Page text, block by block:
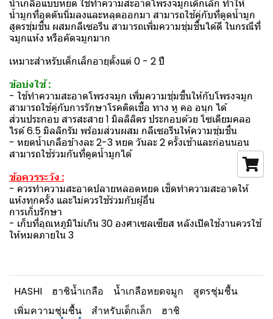
น้ำเกลือแบบหยด ใช้ทำความสะอาดโพรงจมูกเด็กเล็ก ทำให้
น้ำมูกที่อุดตันนิ่มลงและหลุดออกมา สามารถใช้คู่กับที่ดูดน้ำมูก
สูตรชุ่มชื้น ผสมกลีเซอรีน สามารถเพิ่มความชุ่มชื้นได้ดี ในกรณีที่
จมูกแห้ง หรือคัดจมูกมาก
เหมาะสำหรับเด็กเล็กอายุตั้งแต่ 0 - 2 ปี
ข้อบ่งใช้ :
- ใช้ทําความสะอาดโพรงจมูก เพิ่มความชุ่มชื้นให้กับโพรงจมูก
สามารถใช้คู่กับการรักษาโรคติดเชื้อ ทาง หู คอ อนุก ได้
ส่วนประกอบ สารสะสาย 1 มิลลิลิตร ประกอบด้วย โซเดียมคลอ
ไรด์ 6.5 มิลลิกรัม พร้อมส่วนผสม กลีเซอรีนให้ความชุ่มชื่น
- หยดน้ำเกลือข้างละ 2-3 หยด วันละ 2 ครั้งเช้าและก่อนนอน
สามารถใช้ร่วมกันที่ดูดน้ำมูกได้
ข้อควรระวัง :
- ควรทําความสะอาดปลายหลอดหยด เช็ดทําความสะอาดให้
แห้งทุกครั้ง และไม่ควรใช้ร่วมกับผู้อื่น
การเก็บรักษา
- เก็บที่อุณหภูมิไม่เกิน 30 องศาเซลเซียส หลังเปิดใช้งานควรใช้
ให้หมดภายใน 3
HASHI ฮาชิน้ำเกลือ น้ำเกลือหยดจมูก
สูตรชุ่มชื้น
เพิ่มความชุ่มชื้น
สำหรับเด็กเล็ก ฮาชิ